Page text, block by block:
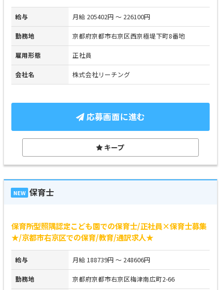
給与 月給 205402円 ～ 226100円
勤務地 京都府京都市右京区西京極堤下町8番地
雇用形態 正社員
会社名 株式会社リーチング
応募画面に進む
キープ
NEW 保育士
保育所型照隅認定こども園での保育士/正社員×保育士募集
★/京都市右京区での保育/教育/通訳求人★
給与 月給 188739円 ～ 248606円
勤務地 京都府京都市右京区梅津南広町2-66